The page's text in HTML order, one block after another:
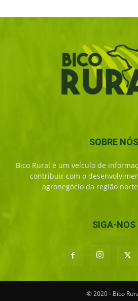
SOBRE NÓS
Bico Rural é um veículo de
contribuir com o
agronegócio da região
SIGA-NOS
© 2020 - Bico